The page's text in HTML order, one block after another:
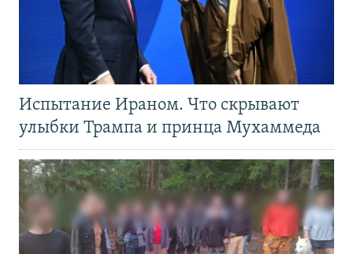
Испытание Ираном. Что скрывают
улыбки Трампа и принца Мухаммеда